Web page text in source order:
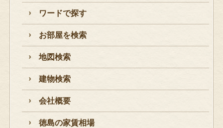
ワードで探す
お部屋を検索
地図検索
建物検索
会社概要
徳島の家賃相場